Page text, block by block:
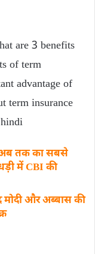
are 3 benefits
of term
advantage of
term insurance
अब तक का सबसे
में CBI की
मोदी और अब्बास की